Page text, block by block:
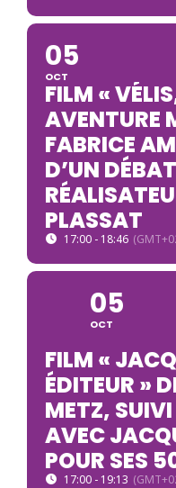
05
OCT
FILM «
AVENTURE
FABRICE
D’UN
PLASSAT
17:00 - 18:46
05
OCT
FILM «
ÉDITEUR »
METZ,
AVEC
POUR SES
17:00 - 19:13